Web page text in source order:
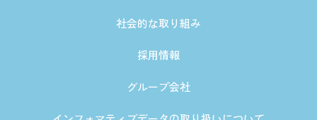
社会的な取り組み
採用情報
グループ会社